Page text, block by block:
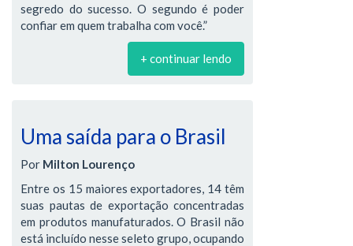
segredo do sucesso. O segundo é poder
confiar em quem trabalha com você.”
+ continuar lendo
Uma saída para o Brasil
Por Milton Lourenço
Entre os 15 maiores exportadores, 14 têm
suas pautas de exportação concentradas
em produtos manufaturados. O Brasil não
está incluído nesse seleto grupo, ocupando